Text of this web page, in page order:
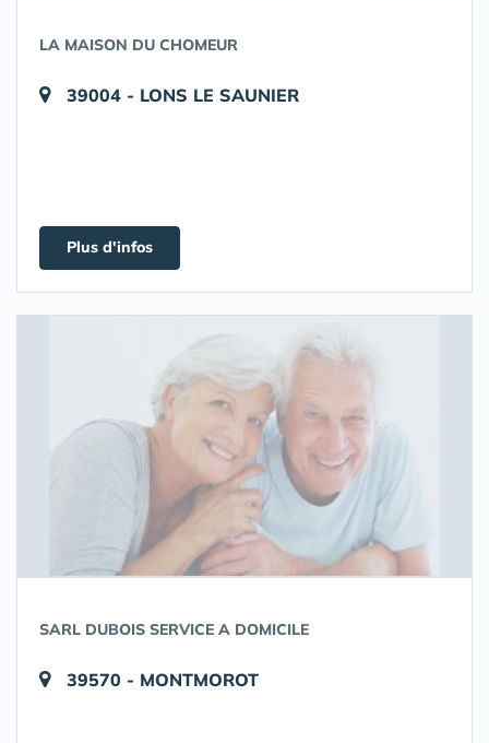
LA MAISON DU CHOMEUR
39004 - LONS LE SAUNIER
Plus d'infos
SARL DUBOIS SERVICE A DOMICILE
39570 - MONTMOROT